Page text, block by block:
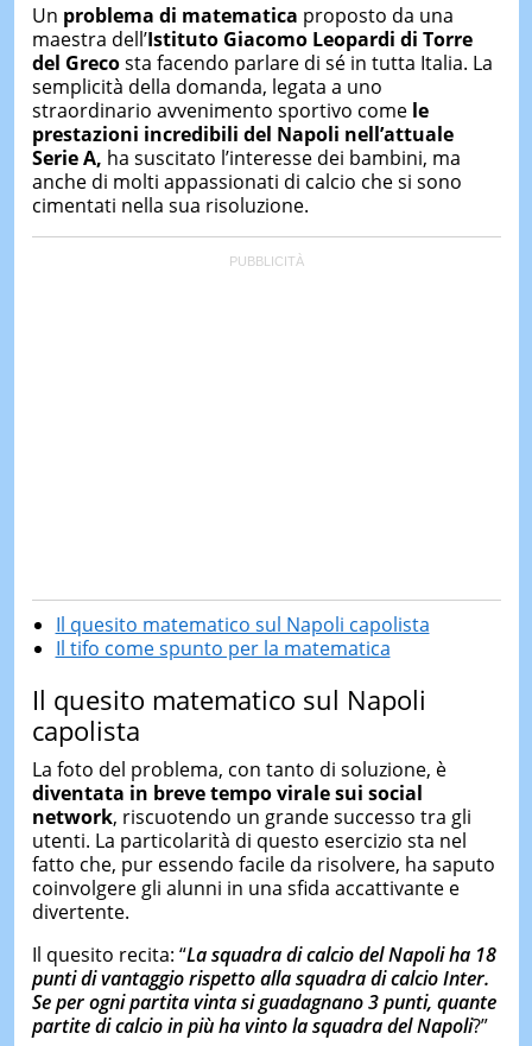
particolare sulla Storia contemporanea di America
Latina e Spagna. Collabora con numerose testate ed
è presidente dell'Associazione Culturale "La
Biblioteca del Sannio".
Un problema di matematica proposto da una
maestra dell’Istituto Giacomo Leopardi di Torre
del Grecosta facendo parlare di sé in tutta Italia. La
semplicità della domanda, legata a uno
straordinario avvenimento sportivo come le
prestazioni incredibili del Napoli nell’attuale
Serie A, ha suscitato l’interesse dei bambini, ma
anche di molti appassionati di calcio che si sono
cimentati nella sua risoluzione.
Il quesito matematico sul Napoli capolista
Il tifo come spunto per la matematica
Il quesito matematico sul Napoli
capolista
La foto del problema, con tanto di soluzione, è
diventata in breve tempo virale sui social
network, riscuotendo un grande successo tra gli
utenti. La particolarità di questo esercizio sta nel
fatto che, pur essendo facile da risolvere, ha saputo
coinvolgere gli alunni in una sfida accattivante e
divertente.
Il quesito recita: “La squadra di calcio del Napoli ha 18
punti di vantaggio rispetto alla squadra di calcio Inter.
Se per ogni partita vinta si guadagnano 3 punti, quante
partite di calcio in più ha vinto la squadra del Napoli?”